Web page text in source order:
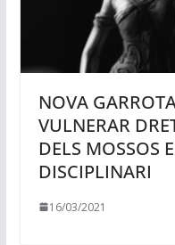
NOVA
VULNERAR
DELS MOSSOS
DISCIPLINARI
16/03/2021